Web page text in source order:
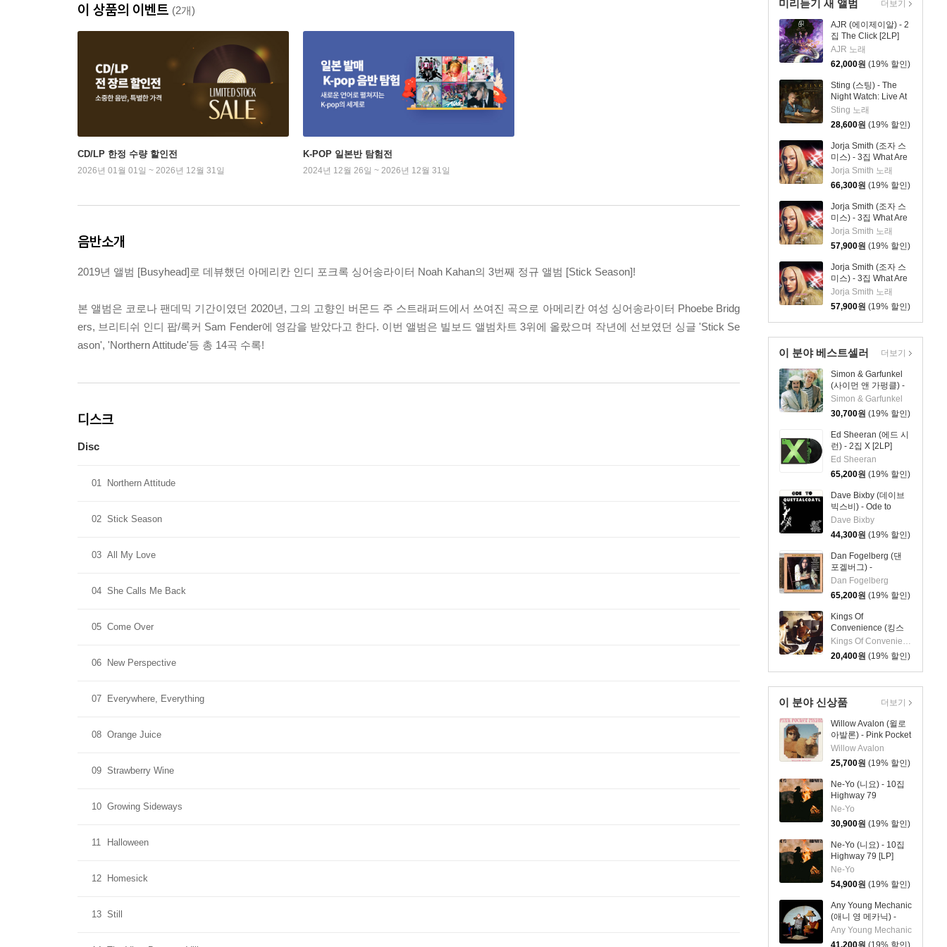
미리듣기 새 앨범
AJR (에이제이알) - 2
집 The Click [2LP]
AJR 노래
62,000원 (19% 할인)
Sting (스팅) - The
Night Watch: Live At
The Rijksmuseum
Sting 노래
28,600원 (19% 할인)
Jorja Smith (조자 스
미스) - 3집 What Are
The Odds [스플래터
컬러 LP]
Jorja Smith 노래
66,300원 (19% 할인)
Jorja Smith (조자 스
미스) - 3집 What Are
The Odds [심플 오렌
지 컬러 LP]
Jorja Smith 노래
57,900원 (19% 할인)
Jorja Smith (조자 스
미스) - 3집 What Are
The Odds [심플 바이
올렛 컬러 LP]
Jorja Smith 노래
57,900원 (19% 할인)
더보기
이 분야 베스트셀러
Simon & Garfunkel
(사이먼 앤 가펑클) -
Greatest Hits [LP]
Simon & Garfunkel
30,700원 (19% 할인)
Ed Sheeran (에드 시
런) - 2집 X [2LP]
Ed Sheeran
65,200원 (19% 할인)
Dave Bixby (데이브
빅스비) - Ode to
Quetzalcoatl [LP]
Dave Bixby
44,300원 (19% 할인)
Dan Fogelberg (댄
포겔버그) -
Souvenirs [SACD
Hybrid]
Dan Fogelberg
65,200원 (19% 할인)
Kings Of
Convenience (킹스
오브 컨비니언스) - 2
집 Riot on an Empty
Street
Kings Of Convenience
20,400원 (19% 할인)
더보기
이 분야 신상품
Willow Avalon (윌로
아발론) - Pink Pocket
Pistol
Willow Avalon
25,700원 (19% 할인)
Ne-Yo (니요) - 10집
Highway 79
Ne-Yo
30,900원 (19% 할인)
Ne-Yo (니요) - 10집
Highway 79 [LP]
Ne-Yo
54,900원 (19% 할인)
Any Young Mechanic
(애니 영 메카닉) -
The Modern Shoe Is
Ruining The Foot
Any Young Mechanic
41,200원 (19% 할인)
더보기
이 상품의 이벤트 (2개)
CD/LP 한정 수량 할인전
2026년 01월 01일 ~ 2026년 12월 31일
K-POP 일본반 탐험전
2024년 12월 26일 ~ 2026년 12월 31일
음반소개
2019년 앨범 [Busyhead]로 데뷰했던 아메리칸 인디 포크록 싱어송라이터 Noah Kahan의 3번째 정규 앨범 [Stick Season]!
본 앨범은 코로나 팬데믹 기간이였던 2020년, 그의 고향인 버몬드 주 스트래퍼드에서 쓰여진 곡으로 아메리칸 여성 싱어송라이터 Phoebe Bridg
ers, 브리티쉬 인디 팝/록커 Sam Fender에 영감을 받았다고 한다. 이번 앨범은 빌보드 앨범차트 3위에 올랐으며 작년에 선보였던 싱글 'Stick Se
ason', 'Northern Attitude'등 총 14곡 수록!
디스크
Disc
01 Northern Attitude
02 Stick Season
03 All My Love
04 She Calls Me Back
05 Come Over
06 New Perspective
07 Everywhere, Everything
08 Orange Juice
09 Strawberry Wine
10 Growing Sideways
11 Halloween
12 Homesick
13 Still